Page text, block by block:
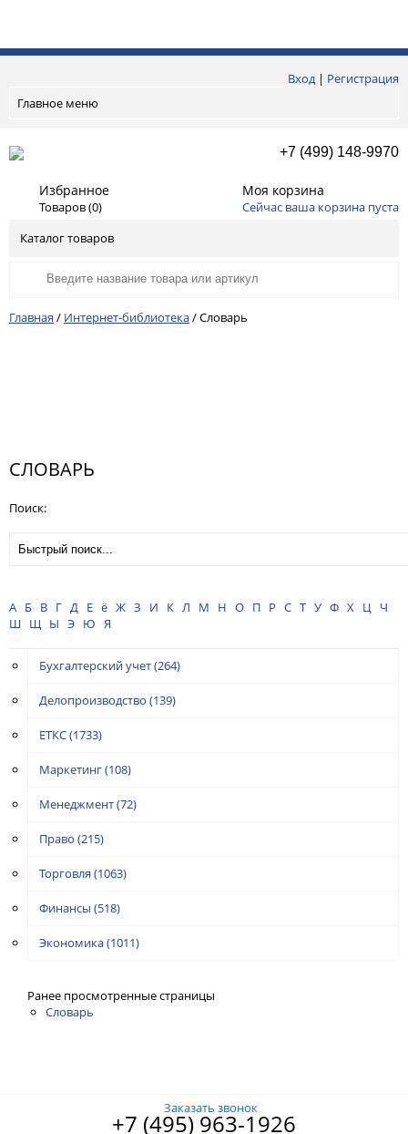
Вход| Регистрация
Главное меню
+7 (499) 148-9970
Избранное
Товаров (0)
Моя корзина
Сейчас ваша корзина пуста
Каталог товаров
Главная / Интернет-библиотека/Словарь
СЛОВАРЬ
Поиск:
А Б В Г Д Е ё Ж З И К Л М Н О П Р С Т У Ф Х Ц
Ч
Ш Щ Ы Э Ю Я
Бухгалтерский учет(264)
Делопроизводство (139)
ЕТКС(1733)
Маркетинг(108)
Менеджмент(72)
Право (215)
Торговля (1063)
Финансы (518)
Экономика(1011)
Ранее просмотренные страницы
Словарь
Заказать звонок
+7 (495) 963-1926